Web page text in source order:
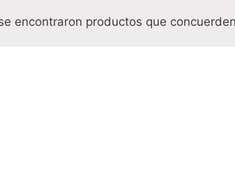
encontraron productos que